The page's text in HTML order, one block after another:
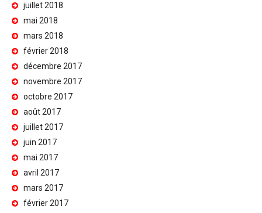
juillet 2018
mai 2018
mars 2018
février 2018
décembre 2017
novembre 2017
octobre 2017
août 2017
juillet 2017
juin 2017
mai 2017
avril 2017
mars 2017
février 2017